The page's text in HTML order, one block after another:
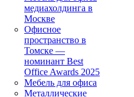
медиахолдинга в
Москве
Офисное
пространство в
Томске —
номинант Best
Office Awards 2025
Мебель для офиса
Металлические